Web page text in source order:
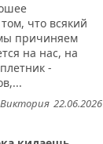
что всякий
причиняем
на нас, на
-
22.06.2026
Виктория